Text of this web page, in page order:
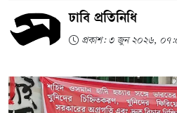
ঢাবি প্রতিনিধি
প্রকাশ: ৩ জুন ২০২৬,